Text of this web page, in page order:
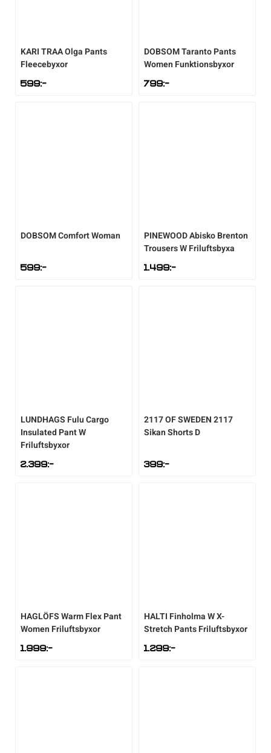
KARI TRAAOlga Pants
Fleecebyxor
599:-
DOBSOMTaranto Pants
Women Funktionsbyxor
799:-
DOBSOMComfort Woman
599:-
PINEWOODAbisko Brenton
Trousers W Friluftsbyxa
1.499:-
LUNDHAGS Fulu Cargo
Insulated Pant W
Friluftsbyxor
2.399:-
2117 OF SWEDEN2117
Sikan Shorts D
399:-
HAGLÖFSWarm Flex Pant
Women Friluftsbyxor
1.999:-
HALTI Finholma W X-
Stretch Pants Friluftsbyxor
1.299:-